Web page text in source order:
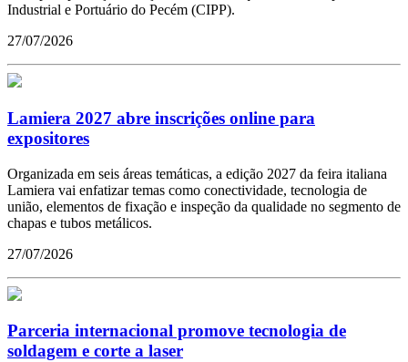
Industrial e Portuário do Pecém (CIPP).
27/07/2026
Lamiera 2027 abre inscrições online para
expositores
Organizada em seis áreas temáticas, a edição 2027 da feira italiana
Lamiera vai enfatizar temas como conectividade, tecnologia de
união, elementos de fixação e inspeção da qualidade no segmento de
chapas e tubos metálicos.
27/07/2026
Parceria internacional promove tecnologia de
soldagem e corte a laser